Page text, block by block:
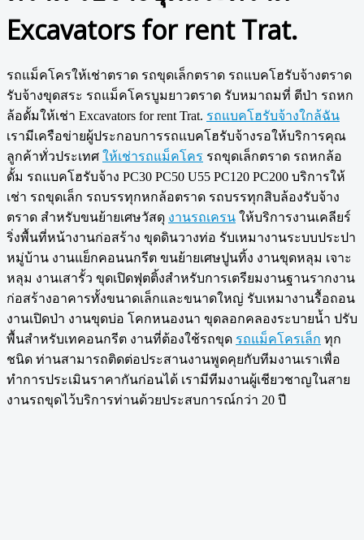
Excavators for rent Trat.
รถแม็คโครให้เช่าตราด รถขุดเล็กตราด รถแบคโฮรับจ้างตราด
รับจ้างขุดสระ รถแม็คโครบูมยาวตราด รับหมาถมที่ ตีป่า รถหก
ล้อดั้มให้เช่า Excavators for rent Trat. รถแบคโฮรับจ้างใกล้ฉัน
เรามีเครือข่ายผู้ประกอบการรถแบคโฮรับจ้างรอให้บริการคุณ
ลูกค้าทั่วประเทศ ให้เช่ารถแม็คโคร รถขุดเล็กตราด รถหกล้อ
ดั้ม รถแบคโฮรับจ้าง PC30 PC50 U55 PC120 PC200 บริการให้
เช่า รถขุดเล็ก รถบรรทุกหกล้อตราด รถบรรทุกสิบล้องรับจ้าง
ตราด สำหรับขนย้ายเศษวัสดุ งานรถเครน ให้บริการงานเคลียร์
ริ่งพื้นที่หน้างานก่อสร้าง ขุดดินวางท่อ รับเหมางานระบบประปา
หมู่บ้าน งานแย็กคอนนกรีต ขนย้ายเศษปูนทิ้ง งานขุดหลุม เจาะ
หลุม งานเสารั้ว ขุดเปิดฟุตติ้งสำหรับการเตรียมงานฐานรากงาน
ก่อสร้างอาคารทั้งขนาดเล็กและขนาดใหญ่ รับเหมางานรื้อถอน
งานเปิดป่า งานขุดบ่อ โคกหนองนา ขุดลอกคลองระบายน้ำ ปรับ
พื้นสำหรับเทคอนกรีต งานที่ต้องใช้รถขุด รถแม็คโครเล็ก ทุก
ชนิด ท่านสามารถติดต่อประสานงานพูดคุยกับทีมงานเราเพื่อ
ทำการประเมินราคากันก่อนได้ เรามีทีมงานผู้เชียวชาญในสาย
งานรถขุดไว้บริการท่านด้วยประสบการณ์กว่า 20 ปี